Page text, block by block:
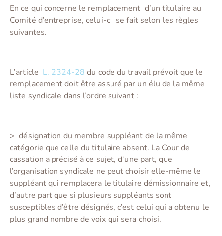
En ce qui concerne le remplacement d’un titulaire au
Comité d’entreprise, celui-ci se fait selon les règles
suivantes.
L’article L. 2324-28 du code du travail prévoit que le
remplacement doit être assuré par un élu de la même
liste syndicale dans l’ordre suivant :
>désignation du membre suppléant de la même
catégorie que celle du titulaire absent. La Cour de
cassation a précisé à ce sujet, d’une part, que
l’organisation syndicale ne peut choisir elle-même le
suppléant qui remplacera le titulaire démissionnaire et,
d’autre part que si plusieurs suppléants sont
susceptibles d’être désignés, c’est celui qui a obtenu le
plus grand nombre de voix qui sera choisi.